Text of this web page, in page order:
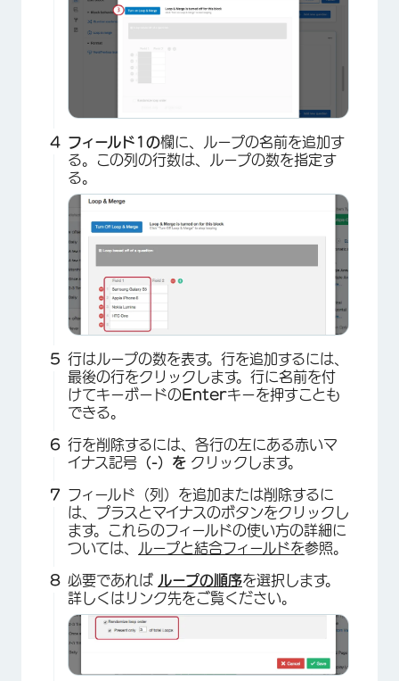
×
×
フィールド1の欄に、ループの名前を追加す
る。この列の行数は、ループの数を指定す
る。
行はループの数を表す。行を追加するには、
最後の行をクリックします。行に名前を付
けてキーボードのEnterキーを押すことも
できる。
行を削除するには、各行の左にある赤いマ
イナス記号 （-）を クリックします。
フィールド（列）を追加または削除するに
は、プラスとマイナスのボタンをクリックし
ます。これらのフィールドの使い方の詳細に
ついては、
ループと結合フィールドを参照。
必要であれば ループの順序を選択します。
詳しくはリンク先をご覧ください。